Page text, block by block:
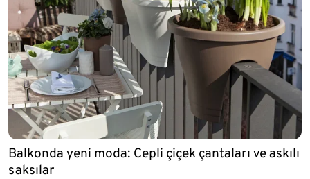
Balkonda yeni moda: Cepli çiçek çantaları ve askılı
saksılar